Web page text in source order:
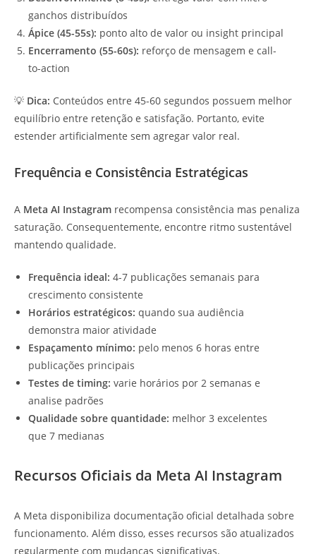
ganchos distribuídos
Ápice (45-55s): ponto alto de valor ou insight principal
Encerramento (55-60s): reforço de mensagem e call-
to-action
💡 Dica: Conteúdos entre 45-60 segundos possuem melhor
equilíbrio entre retenção e satisfação. Portanto, evite
estender artificialmente sem agregar valor real.
Frequência e Consistência Estratégicas
A Meta AI Instagram recompensa consistência mas penaliza
saturação. Consequentemente, encontre ritmo sustentável
mantendo qualidade.
Frequência ideal: 4-7 publicações semanais para
crescimento consistente
Horários estratégicos: quando sua audiência
demonstra maior atividade
Espaçamento mínimo: pelo menos 6 horas entre
publicações principais
Testes de timing: varie horários por 2 semanas e
analise padrões
Qualidade sobre quantidade: melhor 3 excelentes
que 7 medianas
Recursos Oficiais da Meta AI Instagram
A Meta disponibiliza documentação oficial detalhada sobre
funcionamento. Além disso, esses recursos são atualizados
regularmente com mudanças significativas.